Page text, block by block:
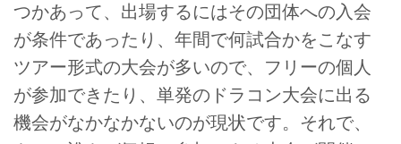
つかあって、出場するにはその団体への入会
が条件であったり、年間で何試合かをこなす
ツアー形式の大会が多いので、フリーの個人
が参加できたり、単発のドラコン大会に出る
機会がなかなかないのが現状です。それで、